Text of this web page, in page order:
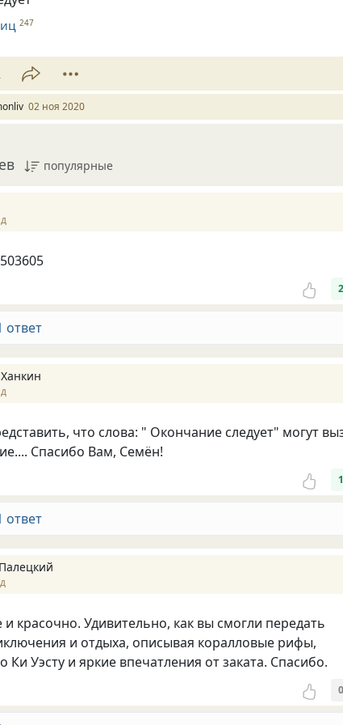
247
02 ноя 2020
популярные
2
ответ
что слова: " Окончание следует" могут
Спасибо Вам, Семён!
1
ответ
красочно. Удивительно, как вы смогли передать
и отдыха, описывая коралловые рифы,
Ки Уэсту и яркие впечатления от заката. Спасибо.
0